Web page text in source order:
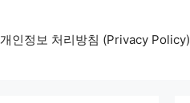
개인정보 처리방침 (Privacy Policy)